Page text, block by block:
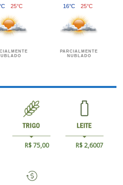
25°C 16°C 25°C
PARCIALMENTE
NUBLADO
R$ 75,00 R$ 2,6007